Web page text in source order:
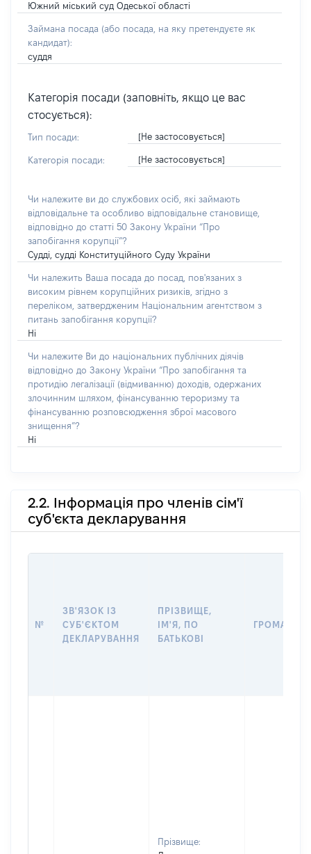
Южний міський суд Одеської області
Займана посада (або посада, на яку претендуєте як
кандидат):
суддя
Категорія посади (заповніть, якщо це вас
стосується):
Тип посади: [Не застосовується]
Категорія посади: [Не застосовується]
Чи належите ви до службових осіб, які займають
відповідальне та особливо відповідальне становище,
відповідно до статті 50 Закону України “Про
запобігання корупції”?
Судді, судді Конституційного Суду України
Чи належить Ваша посада до посад, пов'язаних з
високим рівнем корупційних ризиків, згідно з
переліком, затвердженим Національним агентством з
питань запобігання корупції?
Ні
Чи належите Ви до національних публічних діячів
відповідно до Закону України “Про запобігання та
протидію легалізації (відмиванню) доходів, одержаних
злочинним шляхом, фінансуванню тероризму та
фінансуванню розповсюдження зброї масового
знищення”?
Ні
2.2. Інформація про членів сім'ї
суб'єкта декларування
№
ЗВ'ЯЗОК ІЗ
СУБ'ЄКТОМ
ДЕКЛАРУВАННЯ
ПРІЗВИЩЕ,
ІМ'Я, ПО
БАТЬКОВІ
Прізвище: